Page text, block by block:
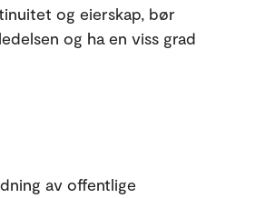
og eierskap, bør
og ha en viss grad
av offentlige